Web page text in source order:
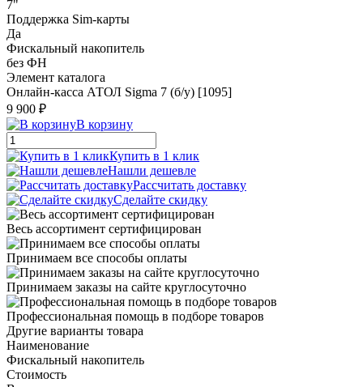
7"
Поддержка Sim-карты
Да
Фискальный накопитель
без ФН
Элемент каталога
Онлайн-касса АТОЛ Sigma 7 (б/у) [1095]
9 900 ₽
В корзину
Купить в 1 клик
Нашли дешевле
Рассчитать доставку
Сделайте скидку
Весь ассортимент сертифицирован
Принимаем все способы оплаты
Принимаем заказы на сайте круглосуточно
Профессиональная помощь в подборе товаров
Другие варианты товара
Наименование
Фискальный накопитель
Стоимость